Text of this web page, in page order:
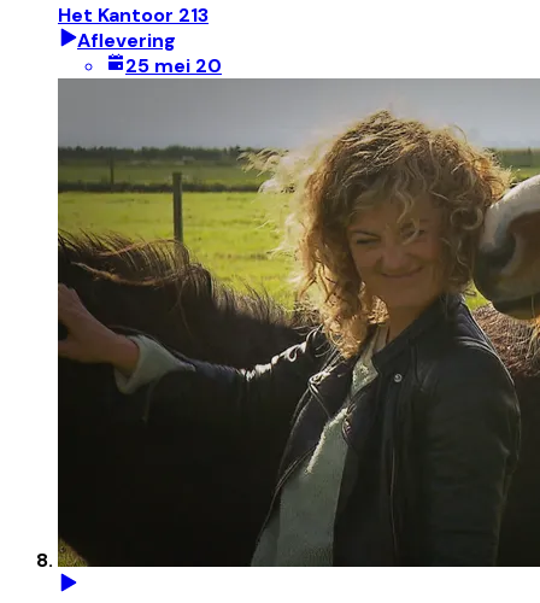
Het Kantoor 213
Aflevering
25 mei 20